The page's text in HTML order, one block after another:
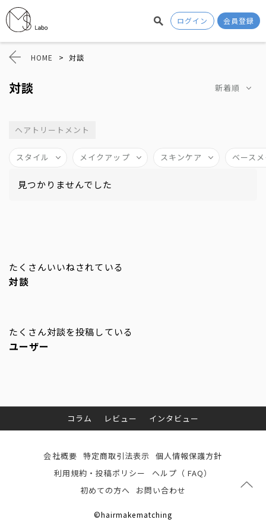
ログイン 会員登録
HOME > 対談
対談 新着順
ヘアトリートメント
スタイル メイクアップ スキンケア ベース
見つかりませんでした
たくさんいいねされている
対談
たくさん対談を投稿している
ユーザー
コラム レビュー インタビュー
会社概要 特定商取引法表示 個人情報保護方針
利用規約・投稿ポリシー
ヘルプ（ FAQ）
初めての方へ
お問い合わせ
©hairmakematching